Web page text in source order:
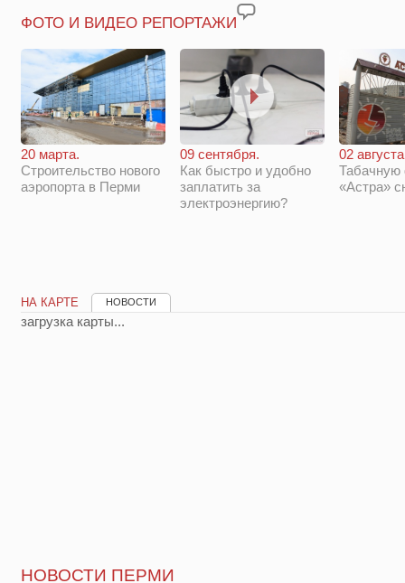
ФОТО И ВИДЕО РЕПОРТАЖИ
20 марта.
Строительство нового
аэропорта в Перми
09 сентября.
Как быстро и удобно
заплатить за
электроэнергию?
02
Табачную
«Астра»
НА КАРТЕ НОВОСТИ
загрузка карты...
НОВОСТИ ПЕРМИ